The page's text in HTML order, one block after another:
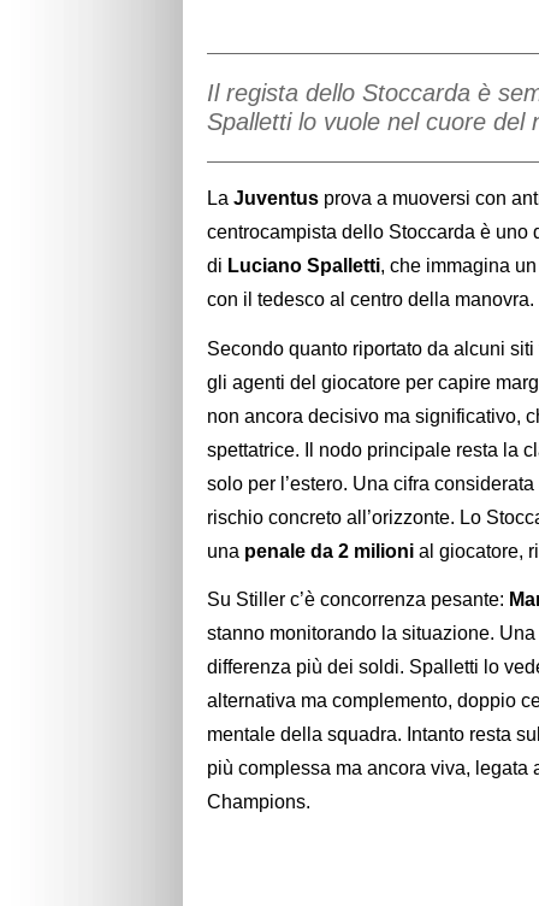
Il regista dello Stoccarda è
Spalletti lo vuole nel cuore del
La Juventus prova a muoversi con
centrocampista dello Stoccarda è
di Luciano Spalletti, che immagina
con il tedesco al centro della manovra.
Secondo quanto riportato da alcuni
gli agenti del giocatore per capire
non ancora decisivo ma significativo,
spettatrice. Il nodo principale resta la
solo per l’estero. Una cifra considerata
rischio concreto all’orizzonte. Lo
una penale da 2 milioni al giocatore,
Su Stiller c’è concorrenza pesante:
stanno monitorando la situazione.
differenza più dei soldi. Spalletti lo
alternativa ma complemento, doppio
mentale della squadra. Intanto resta
più complessa ma ancora viva,
Champions.